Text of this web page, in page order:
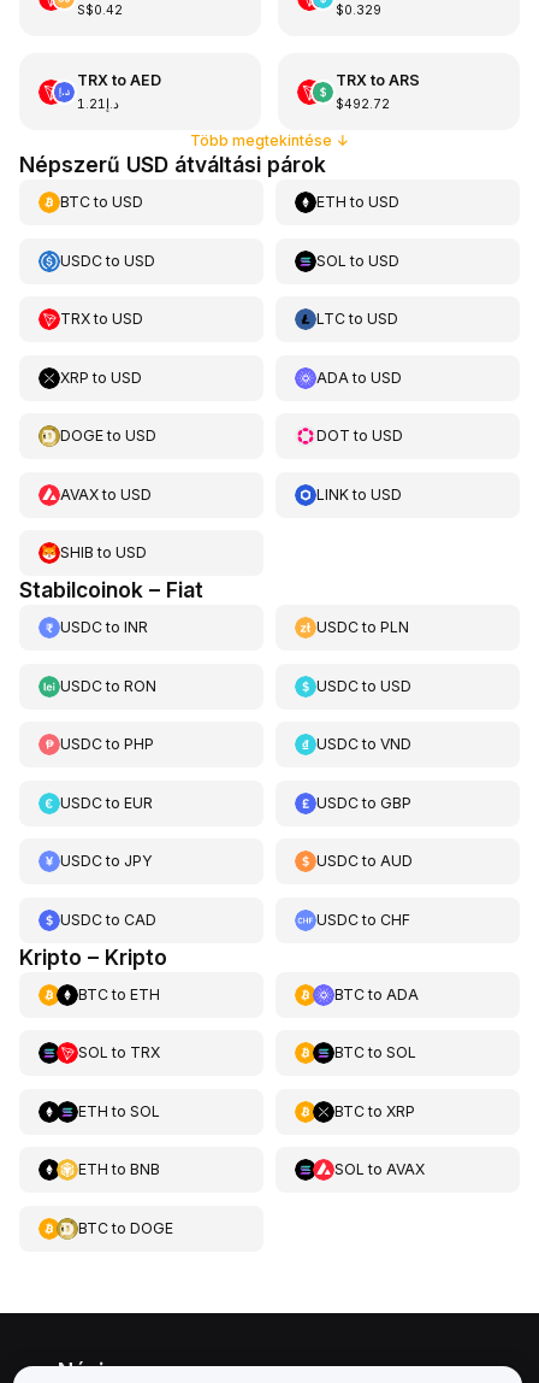
S$0.42 $0.329
TRXto AED
د.إ1.21
TRXto ARS
$492.72
Több megtekintése ↓
Népszerű USD átváltási párok
BTCto USD ETH toUSD
USDCto USD SOL toUSD
TRXto USD LTCtoUSD
XRP to USD ADA toUSD
DOGEto USD DOT toUSD
AVAXto USD LINKtoUSD
SHIB to USD
Stabilcoinok – Fiat
USDCto INR USDCtoPLN
USDCto RON USDCtoUSD
USDCto PHP USDCtoVND
USDCto EUR USDCtoGBP
USDCto JPY USDCtoAUD
USDCto CAD USDCtoCHF
Kripto – Kripto
BTCto ETH BTCto ADA
SOL to TRX BTCto SOL
ETH to SOL BTCto XRP
ETH to BNB SOL to AVAX
BTCto DOGE
Névjegy